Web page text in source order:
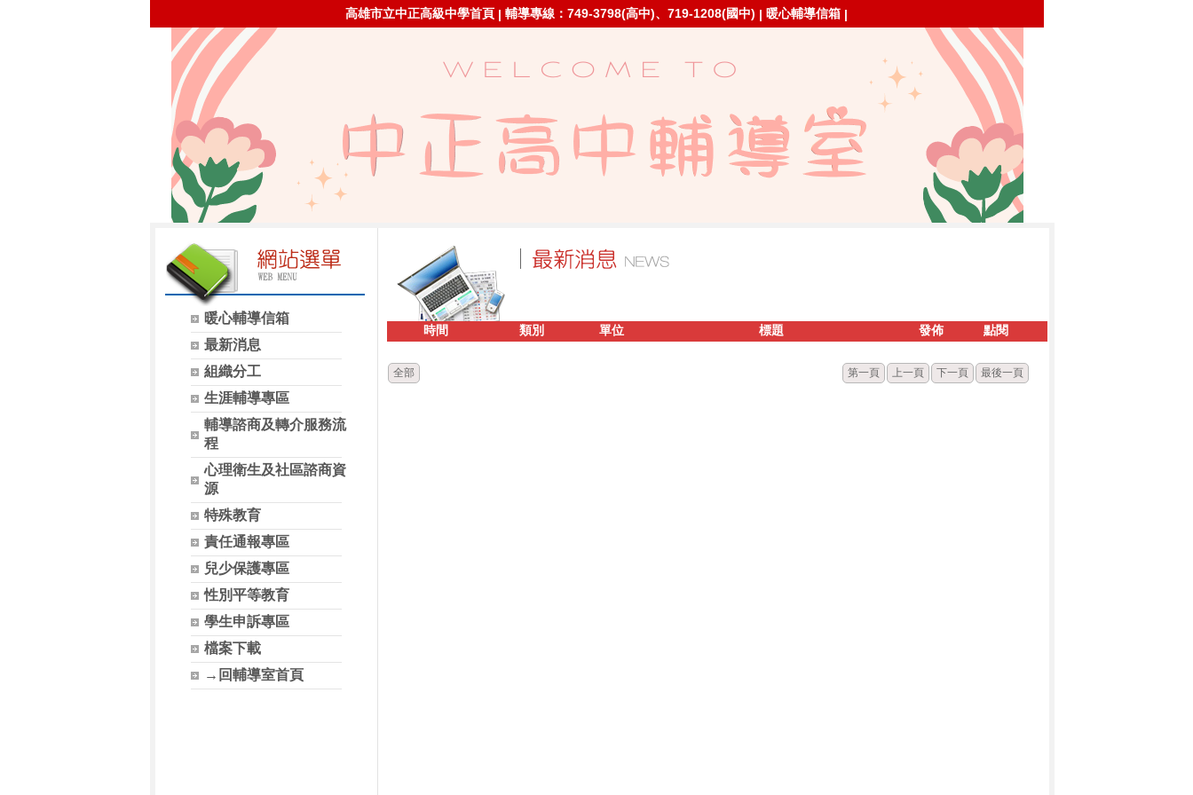
高雄市立中正高級中學首頁 | 輔導專線：749-3798(高中)、719-1208(國中) | 暖心輔導信箱 |
暖心輔導信箱
最新消息
組織分工
生涯輔導專區
輔導諮商及轉介服務流
程
心理衛生及社區諮商資
源
特殊教育
責任通報專區
兒少保護專區
性別平等教育
學生申訴專區
檔案下載
→回輔導室首頁
時間 類別 單位 標題 發佈 點閱
全部 第一頁 上一頁 下一頁 最後一頁